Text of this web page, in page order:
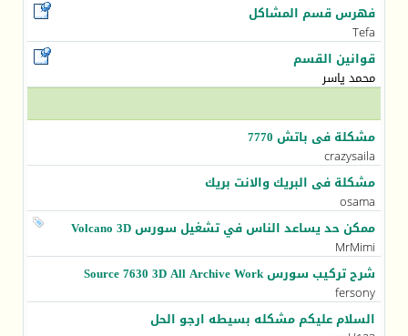
فهرس قسم المشاكل
Tefa
قوانين القسم
محمد ياسر
مشكلة فى باتش 7770
crazysaila
مشكلة فى البريك والانت بريك
osama
ممكن حد يساعد الناس في تشغيل سورس Volcano 3D
MrMimi
شرح تركيب سورس Source 7630 3D All Archive Work ‏
fersony
السلام عليكم مشكله بسيطه ارجو الحل